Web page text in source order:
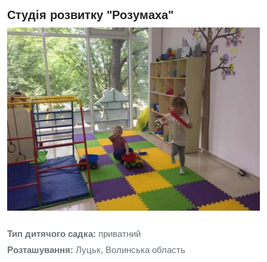
Студія розвитку "Розумаха"
Тип дитячого садка: приватний
Розташування: Луцьк, Волинська область